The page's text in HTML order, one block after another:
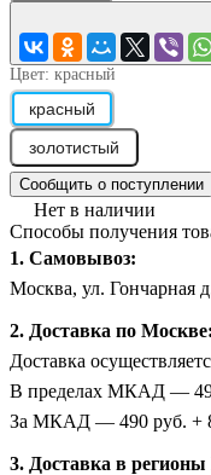
Цвет: красный
красный
золотистый
Сообщить о поступлении
Нет в наличии
Способы получения
1. Самовывоз:
Москва, ул. Гончарная
2. Доставка по Москве:
Доставка
В пределах МКАД —
За МКАД — 490 руб. +
3. Доставка в